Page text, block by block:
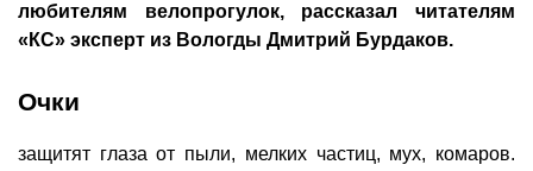
любителям велопрогулок, рассказал читателям
«КС» эксперт из Вологды Дмитрий Бурдаков.
Очки
защитят глаза от пыли, мелких частиц, мух, комаров.